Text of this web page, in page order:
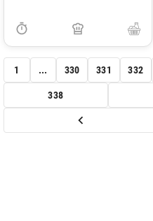
1 ... 330 331 332
338